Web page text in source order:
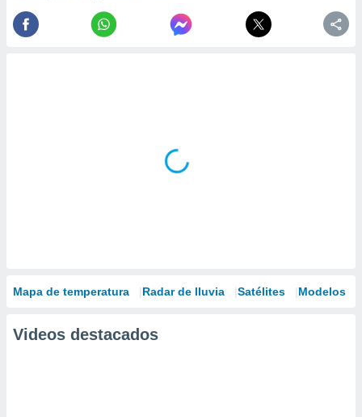
Mapa de temperatura Radar de lluvia Satélites Modelos
Videos destacados